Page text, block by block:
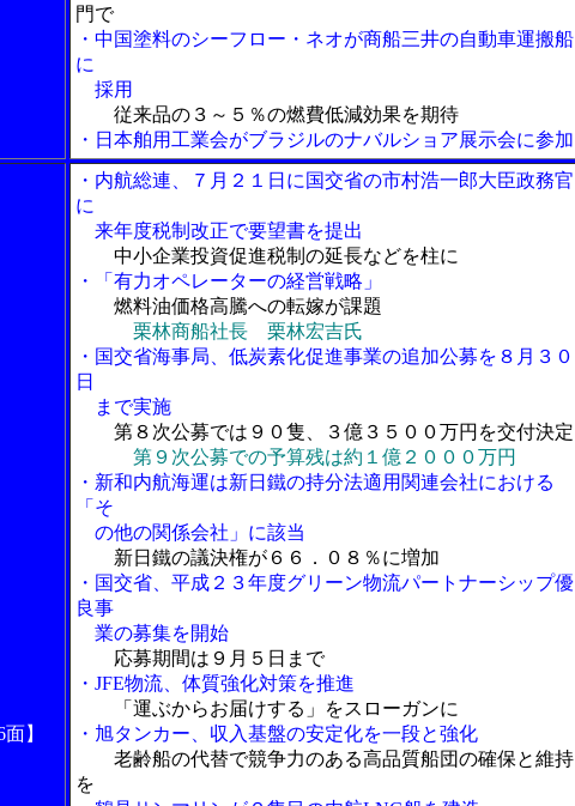
門で
・中国塗料のシーフロー・ネオが商船三井の自動車運搬船
に
採用
従来品の３～５％の燃費低減効果を期待
・日本舶用工業会がブラジルのナバルショア展示会に参加
】
・内航総連、７月２１日に国交省の市村浩一郎大臣政務官
に
来年度税制改正で要望書を提出
中小企業投資促進税制の延長などを柱に
・「有力オペレーターの経営戦略」
燃料油価格高騰への転嫁が課題
栗林商船社長 栗林宏吉氏
・国交省海事局、低炭素化促進事業の追加公募を８月３０
日
まで実施
第８次公募では９０隻、３億３５００万円を交付決定
第９次公募での予算残は約１億２０００万円
・新和内航海運は新日鐵の持分法適用関連会社における
「そ
の他の関係会社」に該当
新日鐵の議決権が６６．０８％に増加
・国交省、平成２３年度グリーン物流パートナーシップ優
良事
業の募集を開始
応募期間は９月５日まで
・JFE物流、体質強化対策を推進
「運ぶからお届けする」をスローガンに
・旭タンカー、収入基盤の安定化を一段と強化
老齢船の代替で競争力のある高品質船団の確保と維持
を